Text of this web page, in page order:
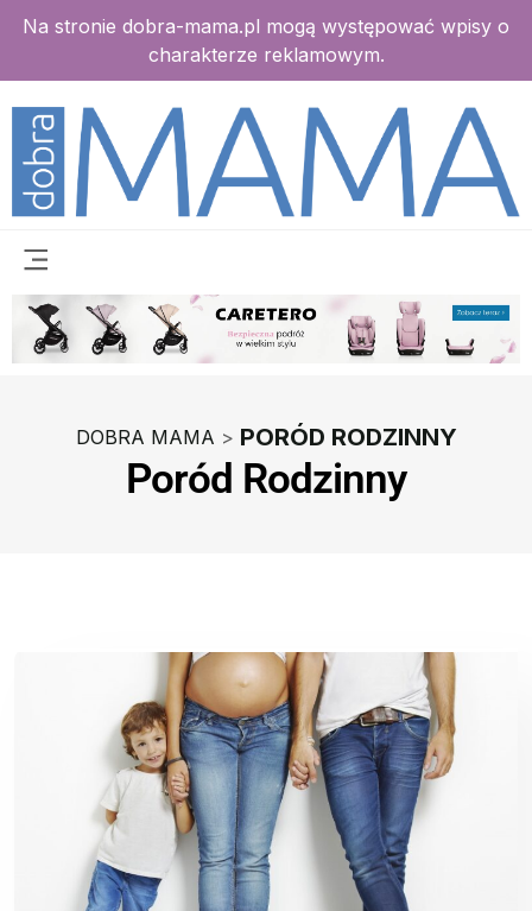
Na stronie dobra-mama.pl mogą występować wpisy o
charakterze reklamowym.
DOBRA MAMA > PORÓD RODZINNY
Poród Rodzinny